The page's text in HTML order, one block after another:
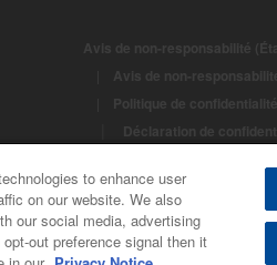
© Copyright 2022 - BASF
to enhance user
on our website. We also
our social media, advertising
out preference signal then it